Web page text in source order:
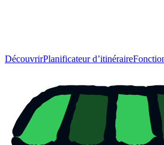
DécouvrirPlanificateur d’itinéraire